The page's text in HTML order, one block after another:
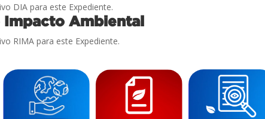
DIA para este Expediente.
Impacto Ambiental
RIMA para este Expediente.